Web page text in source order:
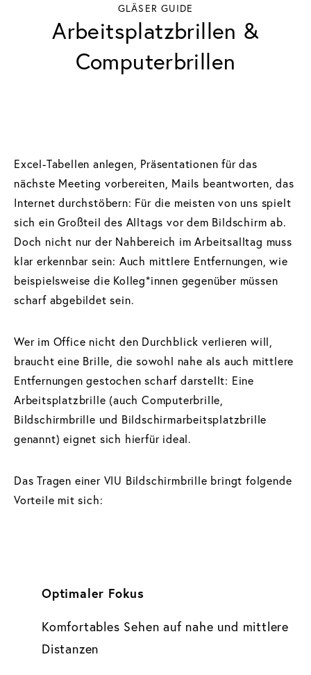
GLÄSER GUIDE
Arbeitsplatzbrillen &
Computerbrillen
Excel-Tabellen anlegen, Präsentationen für das
nächste Meeting vorbereiten, Mails beantworten, das
Internet durchstöbern: Für die meisten von uns spielt
sich ein Großteil des Alltags vor dem Bildschirm ab.
Doch nicht nur der Nahbereich im Arbeitsalltag muss
klar erkennbar sein: Auch mittlere Entfernungen, wie
beispielsweise die Kolleg*innen gegenüber müssen
scharf abgebildet sein.
Wer im Office nicht den Durchblick verlieren will,
braucht eine Brille, die sowohl nahe als auch mittlere
Entfernungen gestochen scharf darstellt: Eine
Arbeitsplatzbrille (auch Computerbrille,
Bildschirmbrille und Bildschirmarbeitsplatzbrille
genannt) eignet sich hierfür ideal.
Das Tragen einer VIU Bildschirmbrille bringt folgende
Vorteile mit sich:
Optimaler Fokus
Komfortables Sehen auf nahe und mittlere
Distanzen